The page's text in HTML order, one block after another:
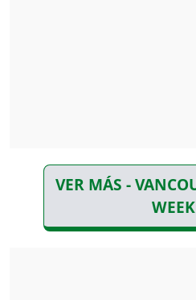
VER MÁS -